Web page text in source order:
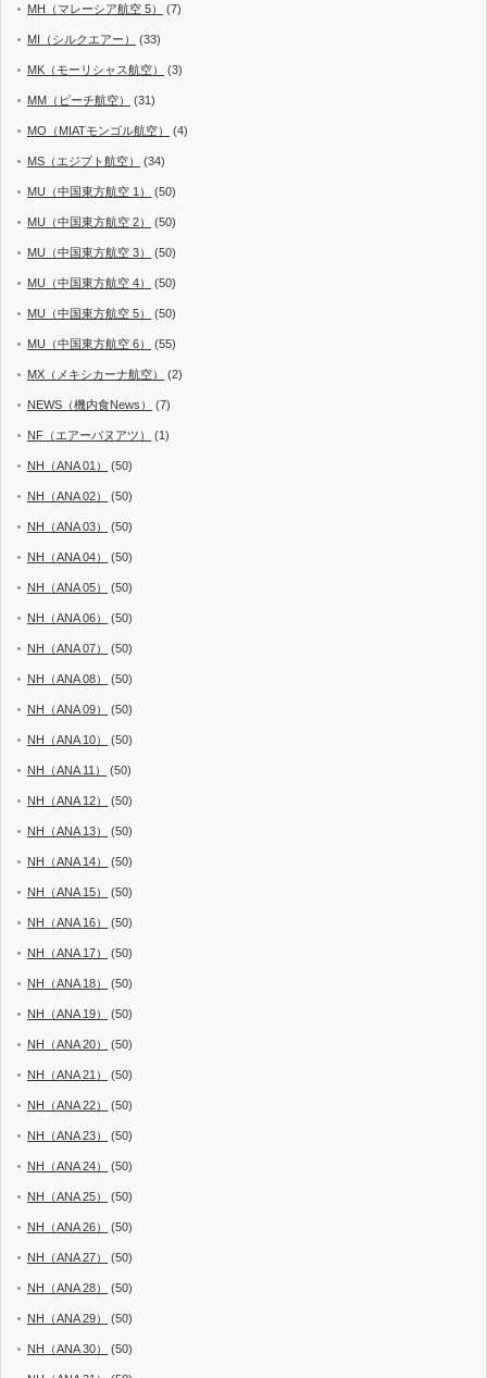
MH（マレーシア航空 5） (7)
MI（シルクエアー） (33)
MK（モーリシャス航空） (3)
MM（ピーチ航空） (31)
MO（MIATモンゴル航空） (4)
MS（エジプト航空） (34)
MU（中国東方航空 1） (50)
MU（中国東方航空 2） (50)
MU（中国東方航空 3） (50)
MU（中国東方航空 4） (50)
MU（中国東方航空 5） (50)
MU（中国東方航空 6） (55)
MX（メキシカーナ航空） (2)
NEWS（機内食News） (7)
NF（エアーバヌアツ） (1)
NH（ANA 01） (50)
NH（ANA 02） (50)
NH（ANA 03） (50)
NH（ANA 04） (50)
NH（ANA 05） (50)
NH（ANA 06） (50)
NH（ANA 07） (50)
NH（ANA 08） (50)
NH（ANA 09） (50)
NH（ANA 10） (50)
NH（ANA 11） (50)
NH（ANA 12） (50)
NH（ANA 13） (50)
NH（ANA 14） (50)
NH（ANA 15） (50)
NH（ANA 16） (50)
NH（ANA 17） (50)
NH（ANA 18） (50)
NH（ANA 19） (50)
NH（ANA 20） (50)
NH（ANA 21） (50)
NH（ANA 22） (50)
NH（ANA 23） (50)
NH（ANA 24） (50)
NH（ANA 25） (50)
NH（ANA 26） (50)
NH（ANA 27） (50)
NH（ANA 28） (50)
NH（ANA 29） (50)
NH（ANA 30） (50)